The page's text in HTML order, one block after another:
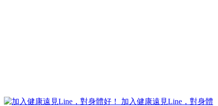
加入健康遠見Line，對身體